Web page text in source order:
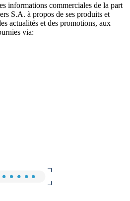
informations commerciales de la part
S.A. à propos de ses produits et
actualités et des promotions, aux
via: